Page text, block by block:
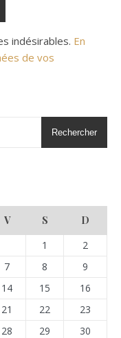
indésirables. En
de vos
Rechercher
V S
D
1
2
7 8
9
14 15
16
21 22
23
28 29
30